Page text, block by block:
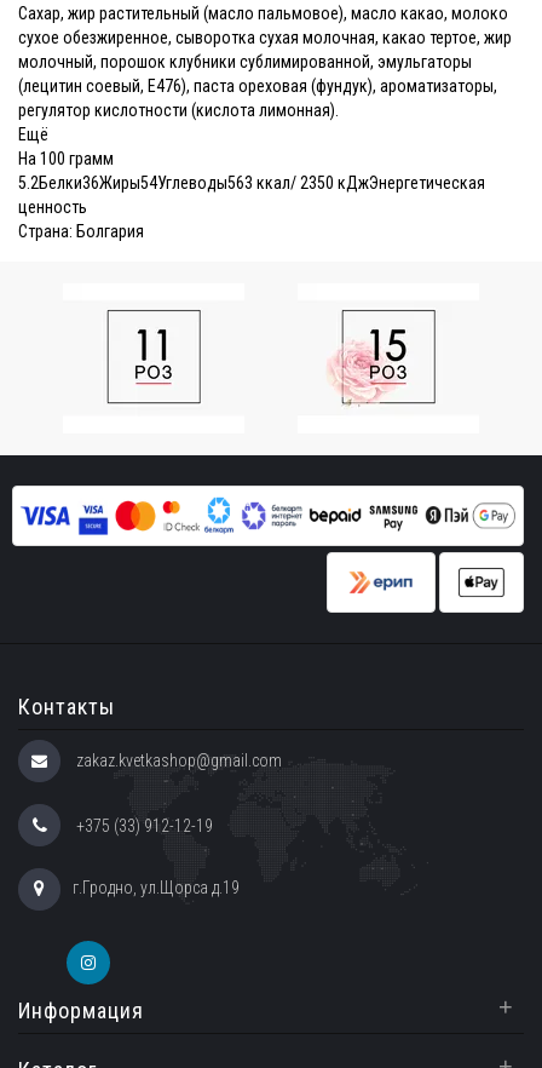
Сахар, жир растительный (масло пальмовое), масло какао, молоко
сухое обезжиренное, сыворотка сухая молочная, какао тертое, жир
молочный, порошок клубники сублимированной, эмульгаторы
(лецитин соевый, Е476), паста ореховая (фундук), ароматизаторы,
регулятор кислотности (кислота лимонная).
Ещё
На 100 грамм
5.2Белки36Жиры54Углеводы563 ккал/ 2350 кДжЭнергетическая
ценность
Страна: Болгария
Контакты
zakaz.kvetkashop@gmail.com
+375 (33) 912-12-19
г.Гродно, ул.Щорса д.19
Информация +